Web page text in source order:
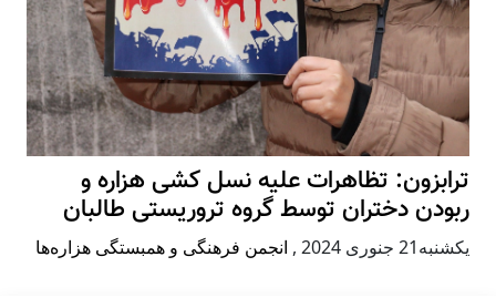
ترابزون: تظاهرات علیه نسل کشی هزاره و
ربودن دختران توسط گروه تروریستی طالبان
يكشنبه21 جنوری 2024 , انجمن فرهنگی و همبستگی هزاره‌ها